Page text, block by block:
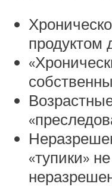
продуктом
«тупики»